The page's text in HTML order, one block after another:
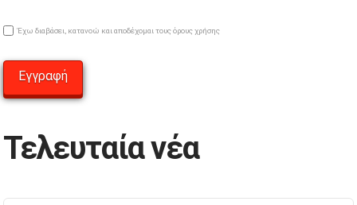
Έχω διαβάσει, κατανοώ και αποδέχομαι τους όρους χρήσης
Τελευταία νέα